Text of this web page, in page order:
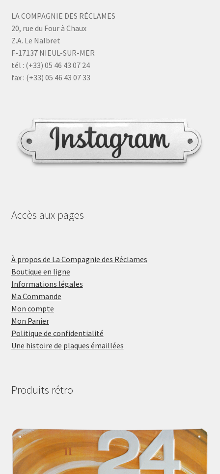
LA COMPAGNIE DES RÉCLAMES
20, rue du Four à Chaux
Z.A. Le Nalbret
F-17137 NIEUL-SUR-MER
tél : (+33) 05 46 43 07 24
fax : (+33) 05 46 43 07 33
Accès aux pages
À propos de La Compagnie des Réclames
Boutique en ligne
Informations légales
Ma Commande
Mon compte
Mon Panier
Politique de confidentialité
Une histoire de plaques émaillées
Produits rétro